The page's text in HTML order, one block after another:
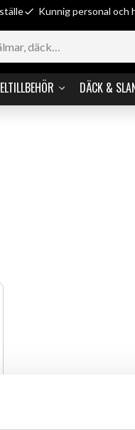
Kunnig personal och
DÄCK &